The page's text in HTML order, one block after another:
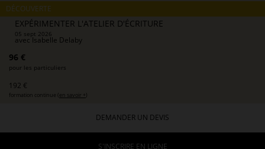
DÉCOUVERTE
EXPÉRIMENTER L'ATELIER D'ÉCRITURE
05 sept 2026
avec Isabelle Delaby
96 €
pour les particuliers
192 €
formation continue ( en savoir + )
DEMANDER UN DEVIS
S'INSCRIRE EN LIGNE